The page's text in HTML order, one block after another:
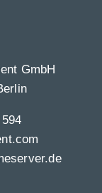
GmbH